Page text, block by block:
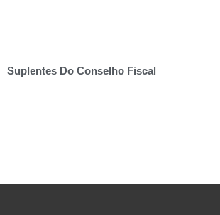
Suplentes Do Conselho Fiscal